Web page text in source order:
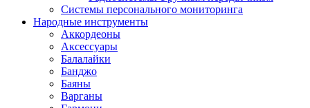
Системы персонального мониторинга
Народные инструменты
Аккордеоны
Аксессуары
Балалайки
Банджо
Баяны
Варганы